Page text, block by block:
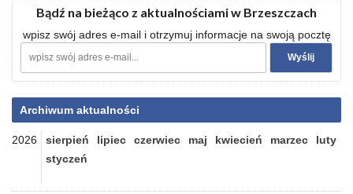
Bądź na bieżąco z aktualnościami w Brzeszczach
wpisz swój adres e-mail i otrzymuj informacje na swoją pocztę
Archiwum aktualności
2026 sierpień lipiec czerwiec maj kwiecień marzec
luty
styczeń